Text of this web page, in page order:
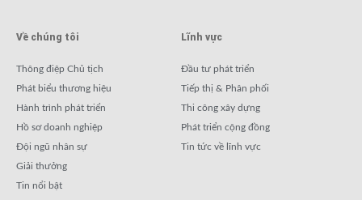
Về chúng tôi
Thông điệp Chủ tịch
Phát biểu thương hiệu
Hành trình phát triển
Hồ sơ doanh nghiệp
Đội ngũ nhân sự
Giải thưởng
Tin nổi bật
Lĩnh vực
Đầu tư phát triển
Tiếp thị & Phân phối
Thi công xây dựng
Phát triển cộng đồng
Tin tức về lĩnh vực